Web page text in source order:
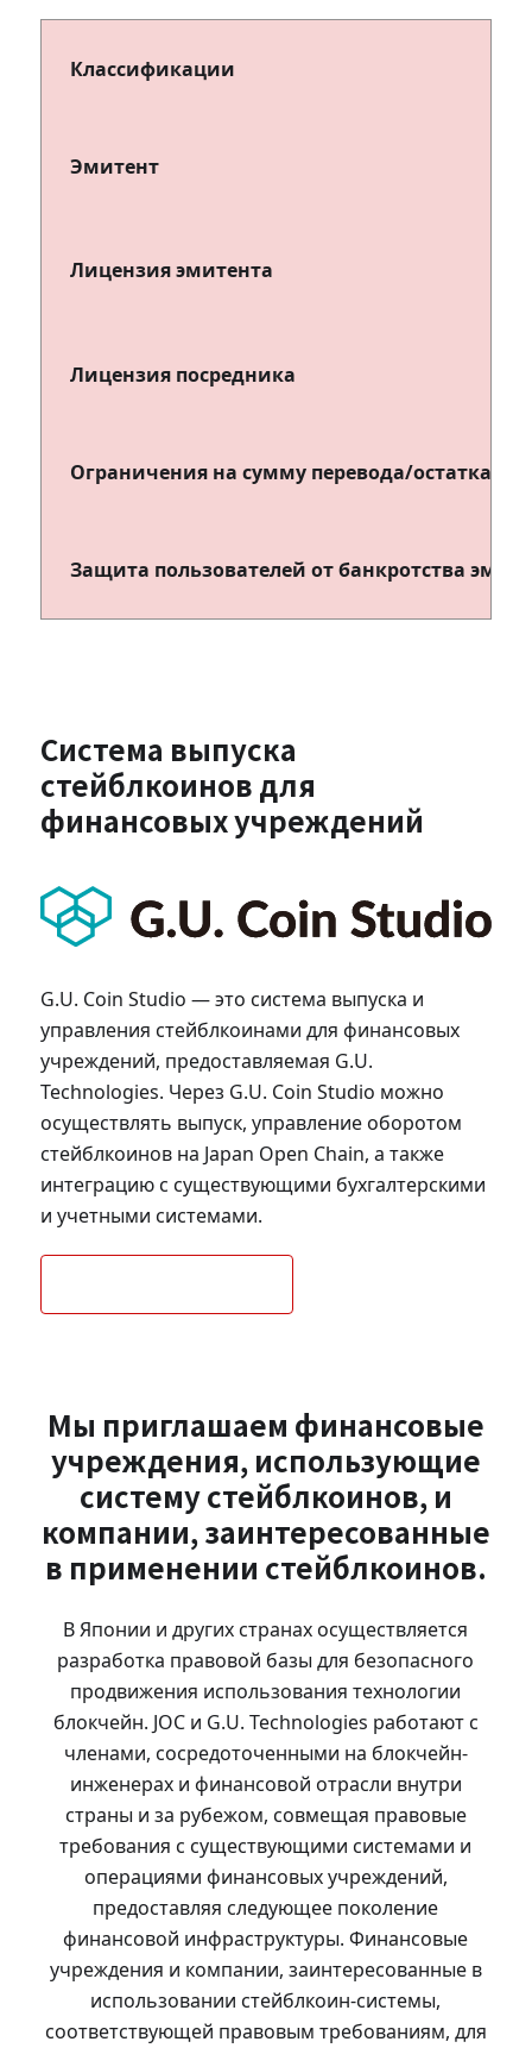
Классификации
Эмитент
Лицензия эмитента
Лицензия посредника
Ограничения на сумму перевода/остатка
Защита пользователей от банкротства
Система выпуска
стейблкоинов для
финансовых учреждений
G.U. Coin Studio — это система выпуска и
управления стейблкоинами для финансовых
учреждений, предоставляемая G.U.
Technologies. Через G.U. Coin Studio можно
осуществлять выпуск, управление оборотом
стейблкоинов на Japan Open Chain, а также
интеграцию с существующими бухгалтерскими
и учетными системами.
Мы приглашаем финансовые
учреждения, использующие
систему стейблкоинов, и
компании, заинтересованные
в применении стейблкоинов.
В Японии и других странах осуществляется
разработка правовой базы для безопасного
продвижения использования технологии
блокчейн. JOC и G.U. Technologies работают с
членами, сосредоточенными на блокчейн-
инженерах и финансовой отрасли внутри
страны и за рубежом, совмещая правовые
требования с существующими системами и
операциями финансовых учреждений,
предоставляя следующее поколение
финансовой инфраструктуры. Финансовые
учреждения и компании, заинтересованные в
использовании стейблкоин-системы,
соответствующей правовым требованиям, для